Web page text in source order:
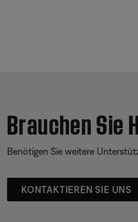
Brauchen Sie
Benötigen Sie weitere
KONTAKTIEREN SIE UNS